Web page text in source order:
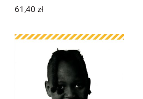
61,40 zł